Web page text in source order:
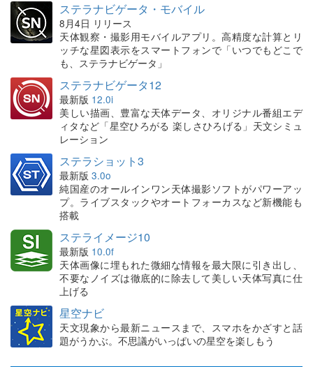
ステラナビゲータ・モバイル
8月4日 リリース
天体観察・撮影用モバイルアプリ。高精度な計算とリ
ッチな星図表示をスマートフォンで「いつでもどこで
も、ステラナビゲータ」
ステラナビゲータ12
最新版 12.0i
美しい描画、豊富な天体データ、オリジナル番組エデ
ィタなど「星空ひろがる 楽しさひろげる」天文シミュ
レーション
ステラショット3
最新版 3.0o
純国産のオールインワン天体撮影ソフトがパワーアッ
プ。ライブスタックやオートフォーカスなど新機能も
搭載
ステライメージ10
最新版 10.0f
天体画像に埋もれた微細な情報を最大限に引き出し、
不要なノイズは徹底的に除去して美しい天体写真に仕
上げる
星空ナビ
天文現象から最新ニュースまで、スマホをかざすと話
題がうかぶ。不思議がいっぱいの星空を楽しもう